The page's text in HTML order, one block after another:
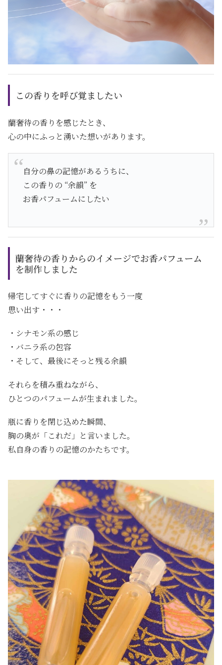
この香りを呼び覚ましたい
蘭奢待の香りを感じたとき、
心の中にふっと湧いた想いがあります。
自分の鼻の記憶があるうちに、
この香りの “余韻” を
お香パフュームにしたい
蘭奢待の香りからのイメージでお香パフューム
を制作しました
帰宅してすぐに香りの記憶をもう一度
思い出す・・・
・シナモン系の感じ
・バニラ系の包容
・そして、最後にそっと残る余韻
それらを積み重ねながら、
ひとつのパフュームが生まれました。
瓶に香りを閉じ込めた瞬間、
胸の奥が「これだ」と言いました。
私自身の香りの記憶のかたちです。